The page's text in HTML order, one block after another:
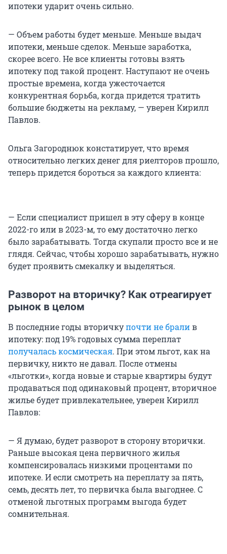
ипотеки ударит очень сильно.
— Объем работы будет меньше. Меньше выдач
ипотеки, меньше сделок. Меньше заработка,
скорее всего. Не все клиенты готовы взять
ипотеку под такой процент. Наступают не очень
простые времена, когда ужесточается
конкурентная борьба, когда придется тратить
большие бюджеты на рекламу, — уверен Кирилл
Павлов.
Ольга Загороднюк констатирует, что время
относительно легких денег для риелторов прошло,
теперь придется бороться за каждого клиента:
— Если специалист пришел в эту сферу в конце
2022-го или в 2023-м, то ему достаточно легко
было зарабатывать. Тогда скупали просто все и не
глядя. Сейчас, чтобы хорошо зарабатывать, нужно
будет проявить смекалку и выделяться.
Разворот на вторичку? Как отреагирует
рынок в целом
В последние годы вторичкупочти не бралив
ипотеку: под 19% годовых сумма переплат
получалась космическая. При этом льгот, как на
первичку, никто не давал. После отмены
«льготки», когда новые и старые квартиры будут
продаваться под одинаковый процент, вторичное
жилье будет привлекательнее, уверен Кирилл
Павлов:
— Я думаю, будет разворот в сторону вторички.
Раньше высокая цена первичного жилья
компенсировалась низкими процентами по
ипотеке. И если смотреть на переплату за пять,
семь, десять лет, то первичка была выгоднее. С
отменой льготных программ выгода будет
сомнительная.